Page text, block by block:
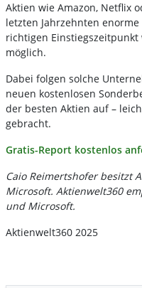
Aktien wie Amazon, Netflix
letzten Jahrzehnten
richtigen Einstiegszeitpunkt
möglich.
Dabei folgen solche
neuen kostenlosen
der besten Aktien auf –
gebracht.
Gratis-Report kostenlos
Caio Reimertshofer besitzt
Microsoft. Aktienwelt360
und Microsoft.
Aktienwelt360 2025